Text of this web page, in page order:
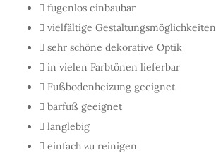
fugenlos einbaubar
vielfältige Gestaltungsmöglichkeiten
sehr schöne dekorative Optik
in vielen Farbtönen lieferbar
Fußbodenheizung geeignet
barfuß geeignet
langlebig
einfach zu reinigen